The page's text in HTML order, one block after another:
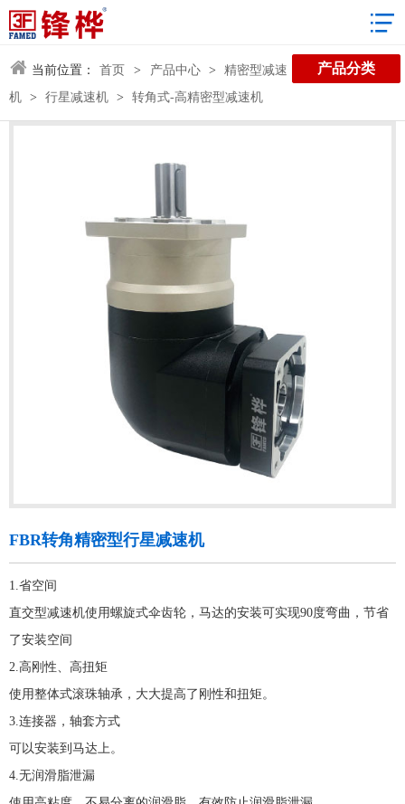
当前位置： 首页 > 产品中心 >
精密型减速
机 > 行星减速机 > 转角式-高精密型减速机
3D数据库
产品分类
FBR转角精密型行星减速机
1.省空间
直交型减速机使用螺旋式伞齿轮，马达的安装可实现90度弯曲，节省
了安装空间
2.高刚性、高扭矩
使用整体式滚珠轴承，大大提高了刚性和扭矩。
3.连接器，轴套方式
可以安装到马达上。
4.无润滑脂泄漏